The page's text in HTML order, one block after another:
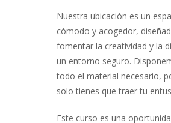
Nuestra ubicación es un
cómodo y acogedor,
fomentar la creatividad y la
un entorno seguro.
todo el material necesario,
solo tienes que traer tu
Este curso es una